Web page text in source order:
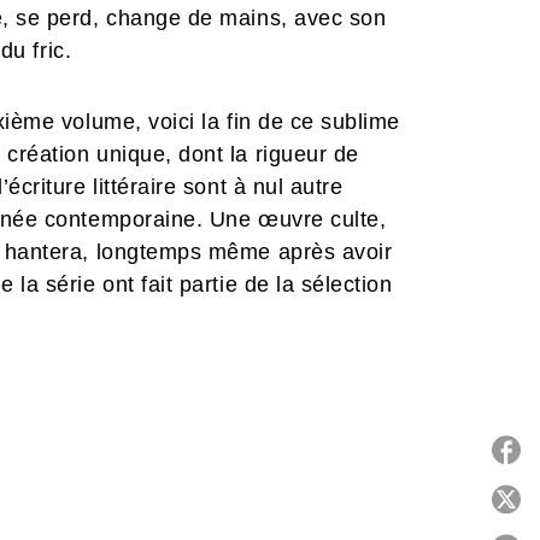
se perd, change de mains, avec son
fric.
volume, voici la fin de ce sublime
unique, dont la rigueur de
littéraire sont à nul autre
contemporaine. Une œuvre culte,
longtemps même après avoir
la série ont fait partie de la sélection